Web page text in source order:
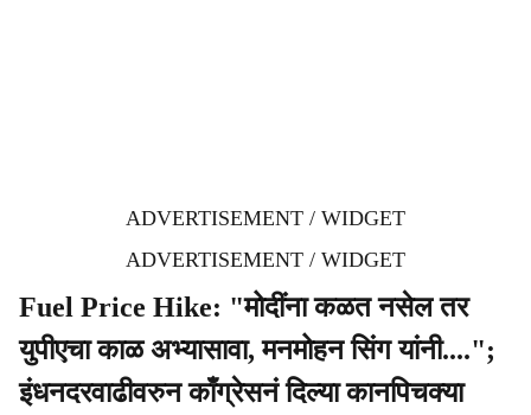
ADVERTISEMENT / WIDGET
ADVERTISEMENT / WIDGET
Fuel Price Hike: "मोदींना कळत नसेल तर
युपीएचा काळ अभ्यासावा, मनमोहन सिंग यांनी....";
इंधनदरवाढीवरुन काँग्रेसनं दिल्या कानपिचक्या